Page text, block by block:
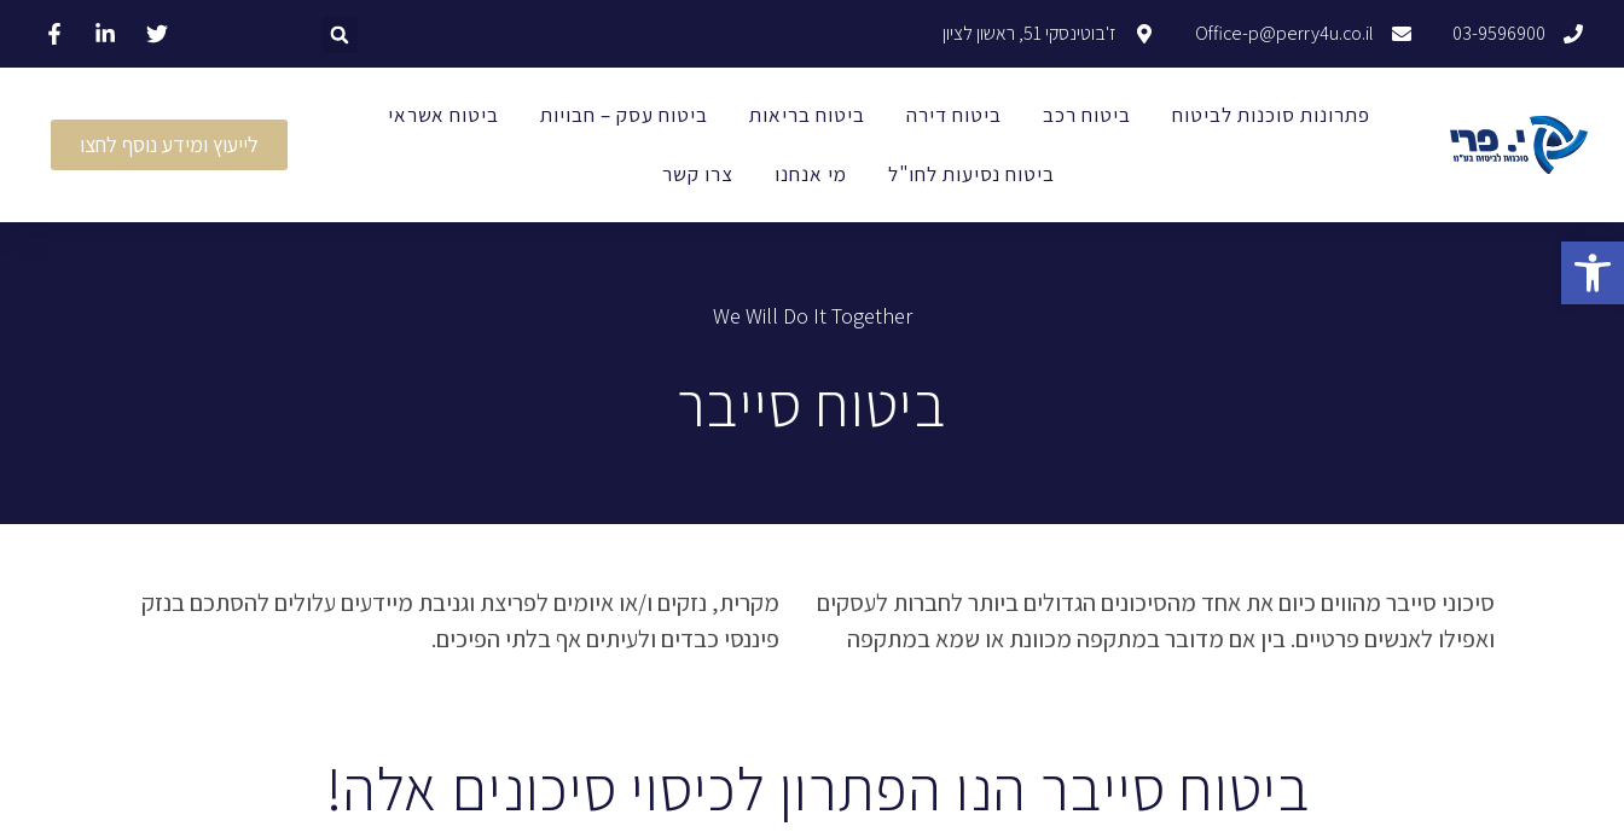
פתח סרגל נגישות
03-9596900
Office-p@perry4u.co.il ז'בוטינסקי 51, ראשון לציון
פתרונות סוכנות לביטוח ביטוח רכב ביטוח דירה ביטוח בריאות ביטוח עסק – חבויות ביטוח אשראי
ביטוח נסיעות לחו"ל מי אנחנו צרו קשר
לייעוץ ומידע נוסף לחצו
We Will Do It Together
ביטוח סייבר
סיכוני סייבר מהווים כיום את אחד מהסיכונים הגדולים ביותר לחברות לעסקים
ואפילו לאנשים פרטיים. בין אם מדובר במתקפה מכוונת או שמא במתקפה
מקרית, נזקים ו/או איומים לפריצת וגניבת מיידעים עלולים להסתכם בנזק
פיננסי כבדים ולעיתים אף בלתי הפיכים.
ביטוח סייבר הנו הפתרון לכיסוי סיכונים אלה!